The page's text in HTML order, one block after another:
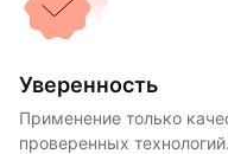
Уверенность
Применение только
проверенных технологий.